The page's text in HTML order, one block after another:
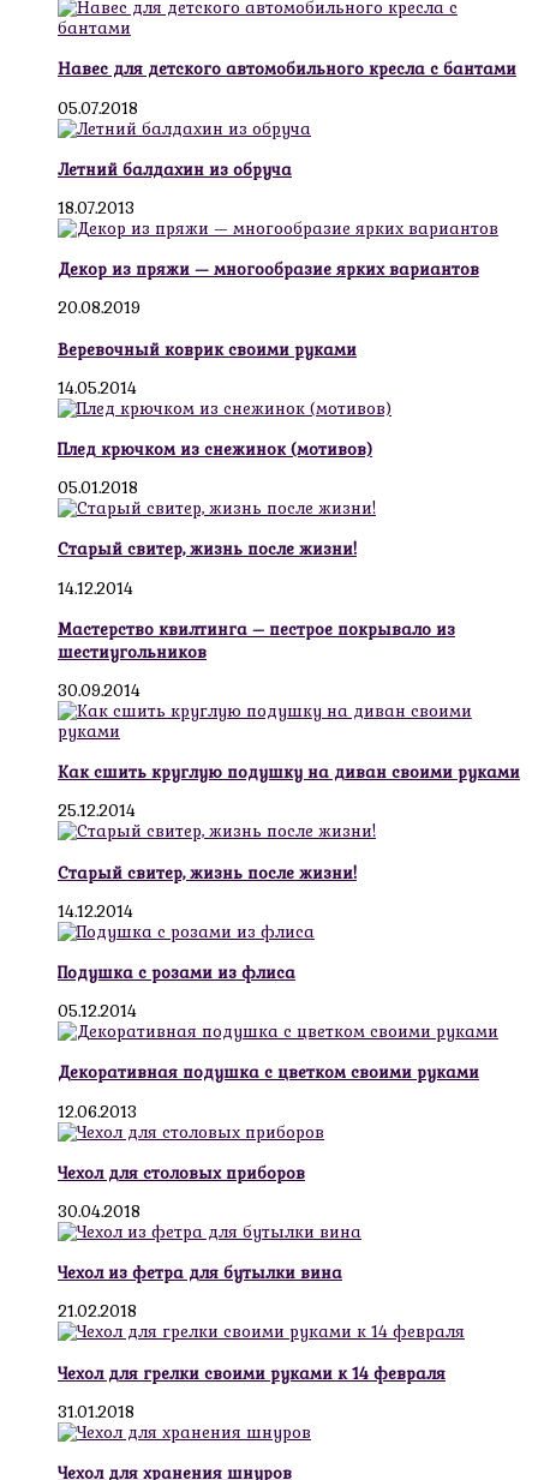
Навес для детского автомобильного кресла с бантами
05.07.2018
Летний балдахин из обруча
18.07.2013
Декор из пряжи — многообразие ярких вариантов
20.08.2019
Веревочный коврик своими руками
14.05.2014
Плед крючком из снежинок (мотивов)
05.01.2018
Старый свитер, жизнь после жизни!
14.12.2014
Мастерство квилтинга – пестрое покрывало из
шестиугольников
30.09.2014
Как сшить круглую подушку на диван своими руками
25.12.2014
Старый свитер, жизнь после жизни!
14.12.2014
Подушка с розами из флиса
05.12.2014
Декоративная подушка с цветком своими руками
12.06.2013
Чехол для столовых приборов
30.04.2018
Чехол из фетра для бутылки вина
21.02.2018
Чехол для грелки своими руками к 14 февраля
31.01.2018
Чехол для хранения шнуров